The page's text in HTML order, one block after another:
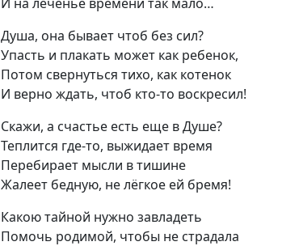
Душа, она бывает чтоб без сил?
Упасть и плакать может как ребенок,
Потом свернуться тихо, как котенок
И верно ждать, чтоб кто-то воскресил!
Скажи, а счастье есть еще в Душе?
Теплится где-то, выжидает время
Перебирает мысли в тишине
Жалеет бедную, не лёгкое ей бремя!
Какою тайной нужно завладеть
Помочь родимой, чтобы не страдала